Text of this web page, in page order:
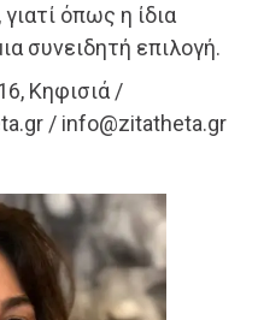
όπως η ίδια
συνειδητή επιλογή.
Κηφισιά /
/ info@zitatheta.gr